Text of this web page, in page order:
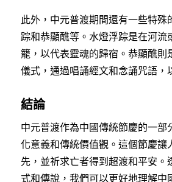
此外，中元普渡期間還有一些特殊
踪和恭顯醮等。水燈浮踪是在河流
籠，以代表靈魂的歸宿。恭顯醮則
儀式，通過唱誦經文和念誦咒語，
結論
中元普渡作為中國傳統節慶的一部
化意義和傳統價值觀。這個節慶讓
先，並祈求亡者得到超渡和平安。
式和傳說，我們可以更好地理解中